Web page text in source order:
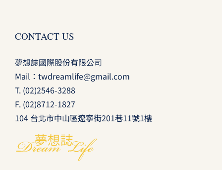
CONTACT US
夢想誌國際股份有限公司
Mail： twdreamlife@gmail.com
T. (02)2546-3288
F. (02)8712-1827
104 台北市中山區遼寧街201巷11號1樓